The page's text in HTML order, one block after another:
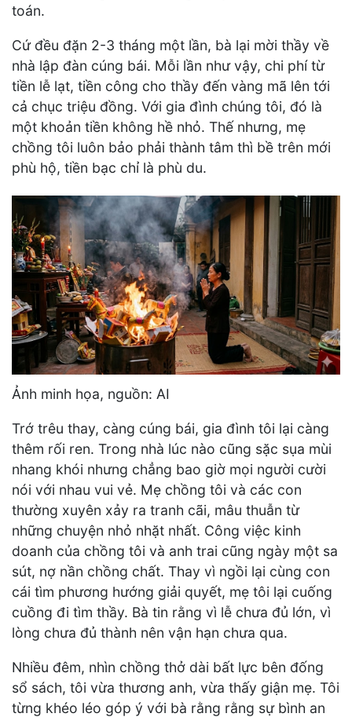
toán.
Cứ đều đặn 2-3 tháng một lần, bà lại mời thầy về
nhà lập đàn cúng bái. Mỗi lần như vậy, chi phí từ
tiền lễ lạt, tiền công cho thầy đến vàng mã lên tới
cả chục triệu đồng. Với gia đình chúng tôi, đó là
một khoản tiền không hề nhỏ. Thế nhưng, mẹ
chồng tôi luôn bảo phải thành tâm thì bề trên mới
phù hộ, tiền bạc chỉ là phù du.
Ảnh minh họa, nguồn: AI
Trớ trêu thay, càng cúng bái, gia đình tôi lại càng
thêm rối ren. Trong nhà lúc nào cũng sặc sụa mùi
nhang khói nhưng chẳng bao giờ mọi người cười
nói với nhau vui vẻ. Mẹ chồng tôi và các con
thường xuyên xảy ra tranh cãi, mâu thuẫn từ
những chuyện nhỏ nhặt nhất. Công việc kinh
doanh của chồng tôi và anh trai cũng ngày một sa
sút, nợ nần chồng chất. Thay vì ngồi lại cùng con
cái tìm phương hướng giải quyết, mẹ tôi lại cuống
cuồng đi tìm thầy. Bà tin rằng vì lễ chưa đủ lớn, vì
lòng chưa đủ thành nên vận hạn chưa qua.
Nhiều đêm, nhìn chồng thở dài bất lực bên đống
sổ sách, tôi vừa thương anh, vừa thấy giận mẹ. Tôi
từng khéo léo góp ý với bà rằng rằng sự bình an